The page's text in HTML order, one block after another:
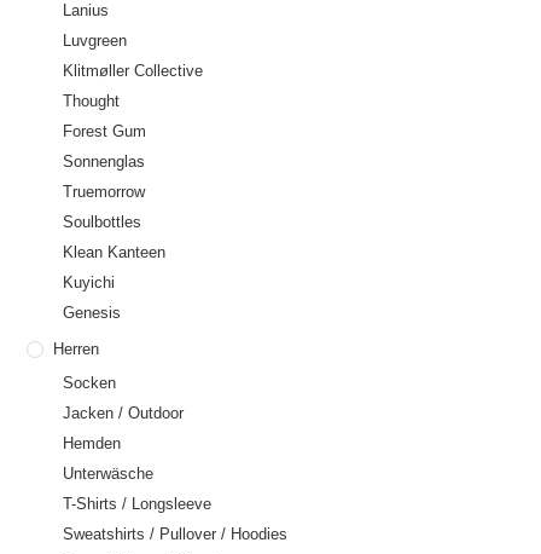
Lanius
Luvgreen
Klitmøller Collective
Thought
Forest Gum
Sonnenglas
Truemorrow
Soulbottles
Klean Kanteen
Kuyichi
Genesis
Herren
Socken
Jacken / Outdoor
Hemden
Unterwäsche
T-Shirts / Longsleeve
Sweatshirts / Pullover / Hoodies